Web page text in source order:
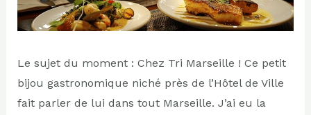
Le sujet du moment : Chez Tri Marseille ! Ce petit
bijou gastronomique niché près de l’Hôtel de Ville
fait parler de lui dans tout Marseille. J’ai eu la